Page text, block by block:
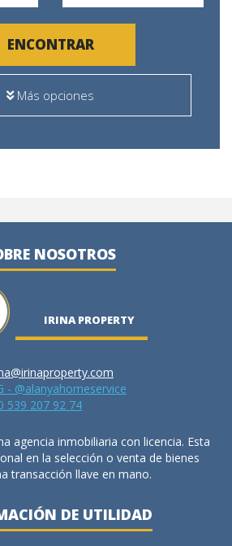
ENCONTRAR
Más opciones
NOSOTROS
IRINA PROPERTY
- @alanyahomeservice
539 207 92 74
agencia inmobiliaria con licencia. Esta
en la selección o venta de bienes
transacción llave en mano.
DE UTILIDAD